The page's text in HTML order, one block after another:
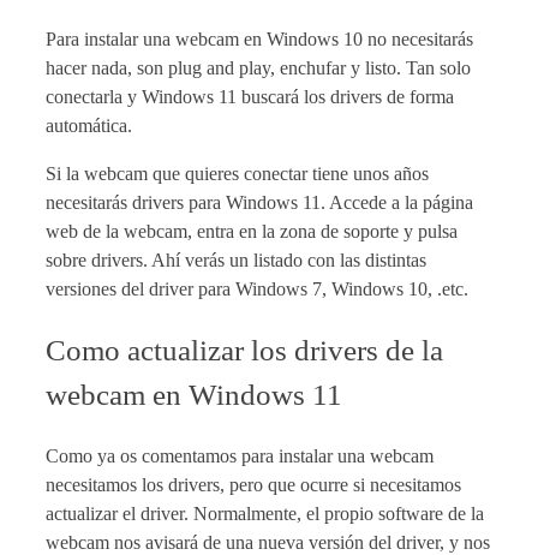
Para instalar una webcam en Windows 10 no necesitarás
hacer nada, son plug and play, enchufar y listo. Tan solo
conectarla y Windows 11 buscará los drivers de forma
automática.
Si la webcam que quieres conectar tiene unos años
necesitarás drivers para Windows 11. Accede a la página
web de la webcam, entra en la zona de soporte y pulsa
sobre drivers. Ahí verás un listado con las distintas
versiones del driver para Windows 7, Windows 10, .etc.
Como actualizar los drivers de la
webcam en Windows 11
Como ya os comentamos para instalar una webcam
necesitamos los drivers, pero que ocurre si necesitamos
actualizar el driver. Normalmente, el propio software de la
webcam nos avisará de una nueva versión del driver, y nos